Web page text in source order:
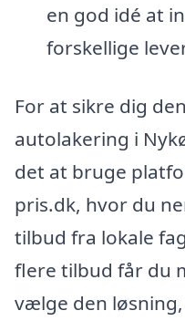
en god idé at
forskellige
For at sikre dig
autolakering i
det at bruge
pris.dk, hvor du
tilbud fra lokale
flere tilbud får du
vælge den